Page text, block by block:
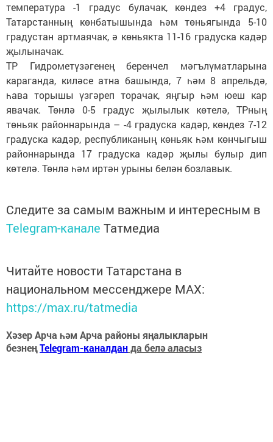
температура -1 градус булачак, көндез +4 градус,
Татарстанның көнбатышында һәм төньягында 5-10
градустан артмаячак, ә көньякта 11-16 градуска кадәр
җылыначак.
ТР Гидрометүзәгенең беренчел мәгълүматларына
караганда, киләсе атна башында, 7 һәм 8 апрельдә,
һава торышы үзгәреп торачак, яңгыр һәм юеш кар
явачак. Төнлә 0-5 градус җылылык көтелә, ТРның
төньяк районнарында – -4 градуска кадәр, көндез 7-12
градуска кадәр, республиканың көньяк һәм көнчыгыш
районнарында 17 градуска кадәр җылы булыр дип
көтелә. Төнлә һәм иртән урыны белән бозлавык.
Следите за самым важным и интересным в
Telegram-канале Татмедиа
Читайте новости Татарстана в
национальном мессенджере MАХ:
https://max.ru/tatmedia
Хәзер Арча һәм Арча районы яңалыкларын
безнеңTelegram-каналданда белә аласыз